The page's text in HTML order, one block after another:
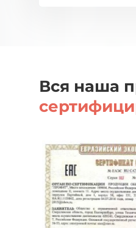
Вся наша